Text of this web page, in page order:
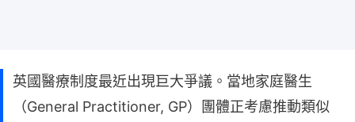
英國醫療制度最近出現巨大爭議。當地家庭醫生
（General Practitioner, GP）團體正考慮推動類似